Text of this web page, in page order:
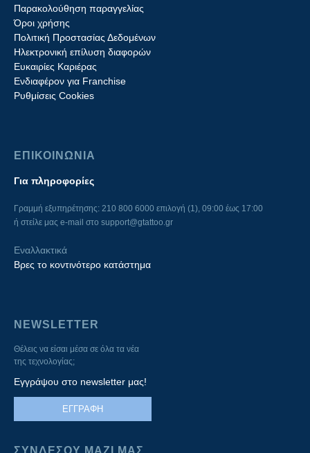
Παρακολούθηση παραγγελίας
Όροι χρήσης
Πολιτική Προστασίας Δεδομένων
Ηλεκτρονική επίλυση διαφορών
Ευκαιρίες Καριέρας
Ενδιαφέρον για Franchise
Ρυθμίσεις Cookies
ΕΠΙΚΟΙΝΩΝΙΑ
Για πληροφορίες
Γραμμή εξυπηρέτησης: 210 800 6000 επιλογή (1), 09:00 έως 17:00
ή στείλε μας e-mail στο support@gtattoo.gr
Εναλλακτικά
Βρες το κοντινότερο κατάστημα
NEWSLETTER
Θέλεις να είσαι μέσα σε όλα τα νέα
της τεχνολογίας;
Εγγράψου στο newsletter μας!
ΕΓΓΡΑΦΗ
ΣΥΝΔΕΣΟΥ ΜΑΖΙ ΜΑΣ